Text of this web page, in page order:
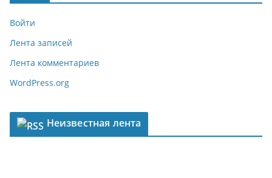
Войти
Лента записей
Лента комментариев
WordPress.org
Неизвестная лента